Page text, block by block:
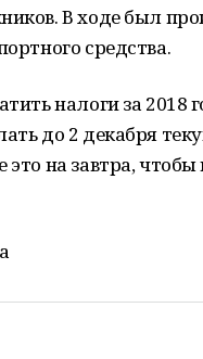
В ходе был
средства.
налоги за 2018
до 2 декабря
на завтра, чтобы